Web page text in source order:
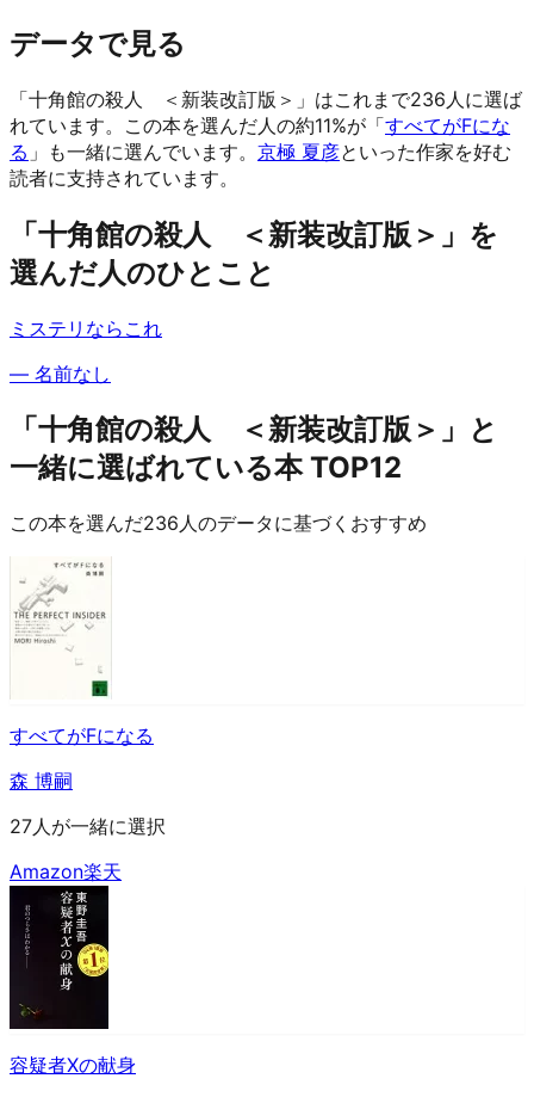
データで見る
「十角館の殺人 ＜新装改訂版＞」はこれまで236人に選ば
れています。 この本を選んだ人の約11%が「すべてがFにな
る 」も一緒に選んでいます。 京極 夏彦といった作家を好む
読者に支持されています。
「十角館の殺人 ＜新装改訂版＞」を
選んだ人のひとこと
ミステリならこれ
— 名前なし
「十角館の殺人 ＜新装改訂版＞」と
一緒に選ばれている本 TOP12
この本を選んだ236人のデータに基づくおすすめ
すべてがFになる
森 博嗣
27人が一緒に選択
Amazon楽天
容疑者Xの献身